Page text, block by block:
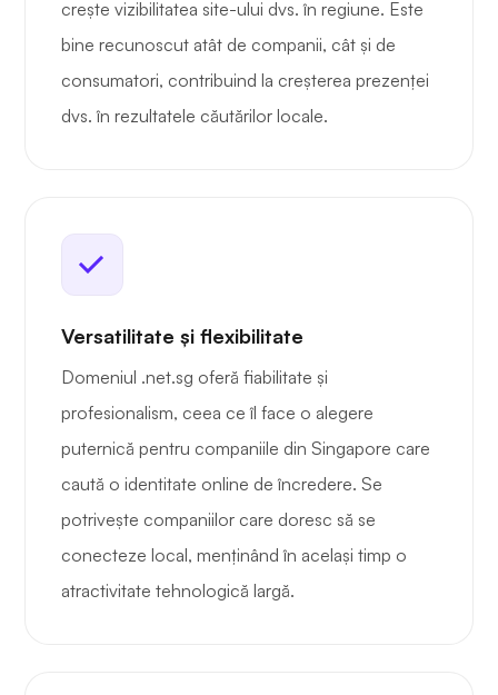
crește vizibilitatea site-ului dvs. în regiune. Este
bine recunoscut atât de companii, cât și de
consumatori, contribuind la creșterea prezenței
dvs. în rezultatele căutărilor locale.
Versatilitate și flexibilitate
Domeniul .net.sg oferă fiabilitate și
profesionalism, ceea ce îl face o alegere
puternică pentru companiile din Singapore care
caută o identitate online de încredere. Se
potrivește companiilor care doresc să se
conecteze local, menținând în același timp o
atractivitate tehnologică largă.